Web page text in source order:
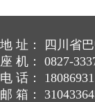
地 址： 四川省
座 机： 0827-
电 话：
邮 箱：